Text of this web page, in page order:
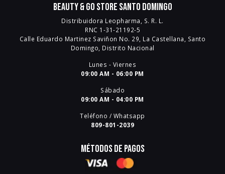
Beauty & Go Store Santo Domingo
Distribuidora Leopharma, S. R. L.
RNC 1-31-21192-5
Calle Eduardo Martinez Saviñon No. 29, La Castellana, Santo
Domingo, Distrito Nacional
Lunes - Viernes
09:00 AM - 06:00 PM
Sábado
09:00 AM - 04:00 PM
Teléfono / Whatsapp
809-801-2039
Métodos de pagos